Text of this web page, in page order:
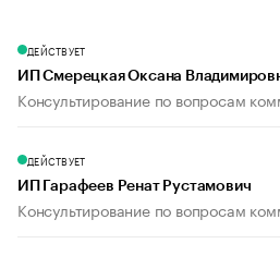
ДЕЙСТВУЕТ
ИП Смерецкая Оксана
Консультирование по вопросам
ДЕЙСТВУЕТ
ИП Гарафеев Ренат Рустамович
Консультирование по вопросам